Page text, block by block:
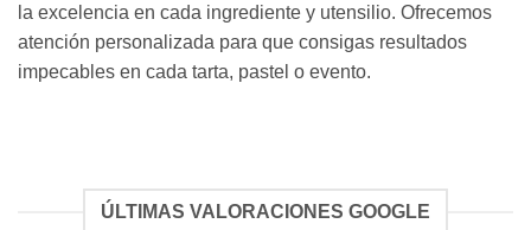
la excelencia en cada ingrediente y utensilio. Ofrecemos
atención personalizada para que consigas resultados
impecables en cada tarta, pastel o evento.
ÚLTIMAS VALORACIONES GOOGLE